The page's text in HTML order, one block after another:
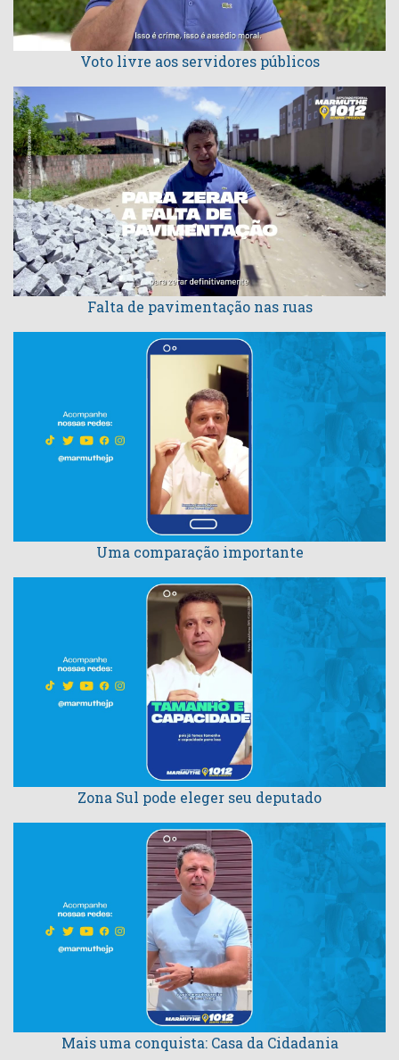
Voto livre aos servidores públicos
Falta de pavimentação nas ruas
Uma comparação importante
Zona Sul pode eleger seu deputado
Mais uma conquista: Casa da Cidadania